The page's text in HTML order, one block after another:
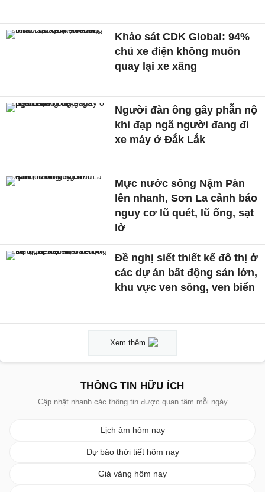
Khảo sát CDK Global: 94%
chủ xe điện không muốn
quay lại xe xăng
Người đàn ông gây phẫn nộ
khi đạp ngã người đang đi
xe máy ở Đắk Lắk
Mực nước sông Nậm Pàn
lên nhanh, Sơn La cảnh báo
nguy cơ lũ quét, lũ ống, sạt
lở
Đề nghị siết thiết kế đô thị ở
các dự án bất động sản lớn,
khu vực ven sông, ven biển
Xem thêm
THÔNG TIN HỮU ÍCH
Cập nhật nhanh các thông tin được quan tâm mỗi ngày
Lịch âm hôm nay
Dự báo thời tiết hôm nay
Giá vàng hôm nay